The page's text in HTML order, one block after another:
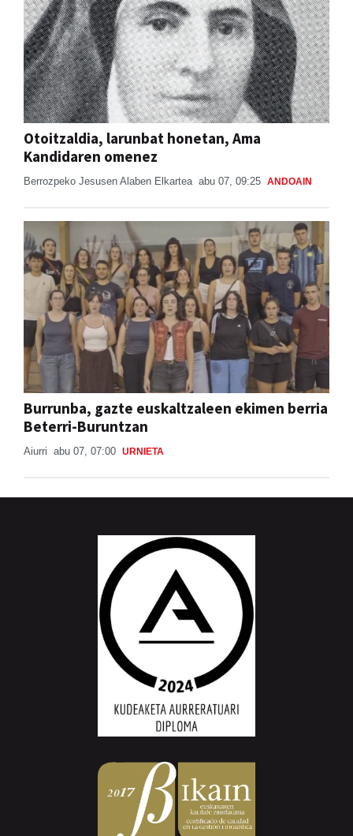
Otoitzaldia, larunbat honetan, Ama
Kandidaren omenez
Berrozpeko Jesusen Alaben Elkartea abu 07, 09:25 ANDOAIN
Burrunba, gazte euskaltzaleen ekimen berria
Beterri-Buruntzan
Aiurri abu 07, 07:00 URNIETA